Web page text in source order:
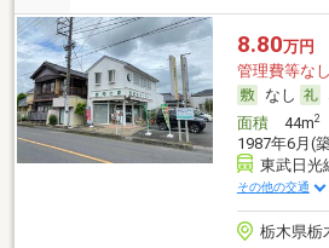
8.80万円
管理費等なし
なし
面積44m2
1987年6月(
東武日光
その他の交通
栃木県栃